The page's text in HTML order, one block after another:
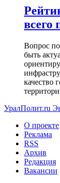
всего
Вопрос
быть
качество
УралПолит.ru
О проекте
Реклама
RSS
Архив
Редакция
Вакансии